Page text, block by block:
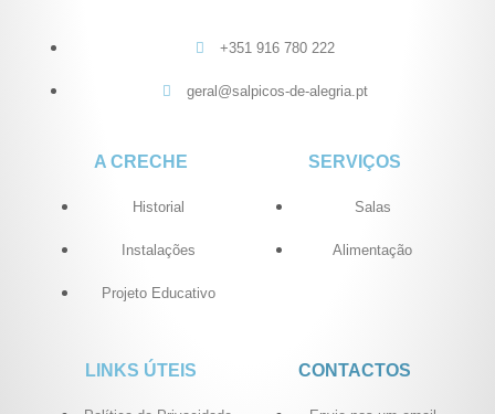
+351 916 780 222
geral@salpicos-de-alegria.pt
A CRECHE
Historial
Instalações
Projeto Educativo
SERVIÇOS
Salas
Alimentação
LINKS ÚTEIS CONTACTOS